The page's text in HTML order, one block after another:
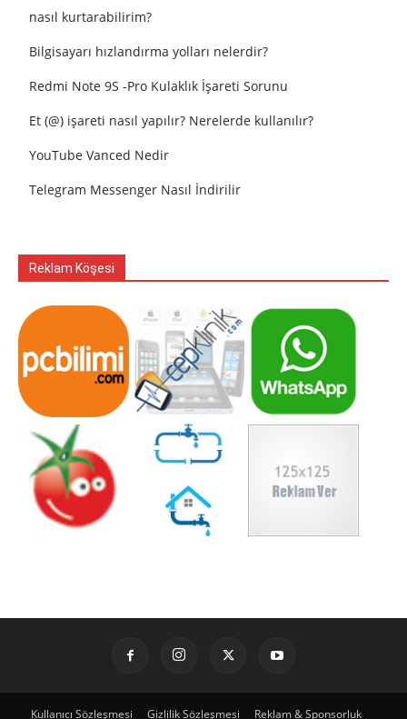
nasıl kurtarabilirim?
Bilgisayarı hızlandırma yolları nelerdir?
Redmi Note 9S -Pro Kulaklık İşareti Sorunu
Et (@) işareti nasıl yapılır? Nerelerde kullanılır?
YouTube Vanced Nedir
Telegram Messenger Nasıl İndirilir
Reklam Köşesi
Kullanıcı Sözleşmesi Gizlilik Sözleşmesi Reklam & Sponsorluk